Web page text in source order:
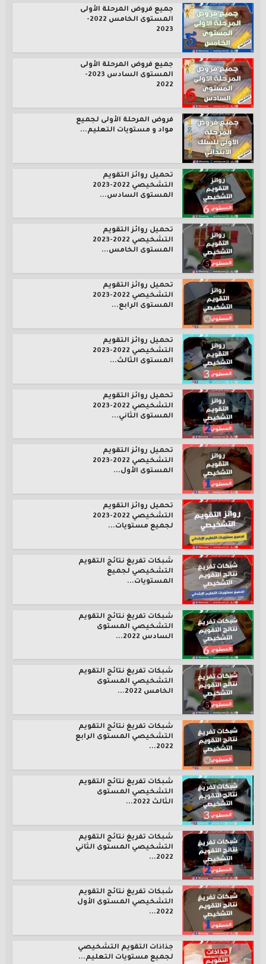
جميع فروض المرحلة الأولى
المستوى الخامس 2022-
2023
جميع فروض المرحلة الأولى
المستوى السادس 2023-
2022
فروض المرحلة الأولى لجميع
مواد و مستويات التعليم...
تحميل روائز التقويم
التشخيصي 2022-2023
المستوى السادس...
تحميل روائز التقويم
التشخيصي 2022-2023
المستوى الخامس...
تحميل روائز التقويم
التشخيصي 2022-2023
المستوى الرابع...
تحميل روائز التقويم
التشخيصي 2022-2023
المستوى الثالث...
تحميل روائز التقويم
التشخيصي 2022-2023
المستوى الثاني...
تحميل روائز التقويم
التشخيصي 2022-2023
المستوى الأول...
تحميل روائز التقويم
التشخيصي 2022-2023
لجميع مستويات...
شبكات تفريغ نتائج التقويم
التشخيصي لجميع
المستويات...
شبكات تفريغ نتائج التقويم
التشخيصي المستوى
السادس 2022...
شبكات تفريغ نتائج التقويم
التشخيصي المستوى
الخامس 2022...
شبكات تفريغ نتائج التقويم
التشخيصي المستوى الرابع
2022...
شبكات تفريغ نتائج التقويم
التشخيصي المستوى
الثالث 2022...
شبكات تفريغ نتائج التقويم
التشخيصي المستوى الثاني
2022...
شبكات تفريغ نتائج التقويم
التشخيصي المستوى الأول
2022...
جذاذات التقويم التشخيصي
لجميع مستويات التعليم...